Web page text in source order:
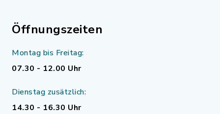
Öffnungszeiten
Montag bis Freitag:
07.30 - 12.00 Uhr
Dienstag zusätzlich:
14.30 - 16.30 Uhr